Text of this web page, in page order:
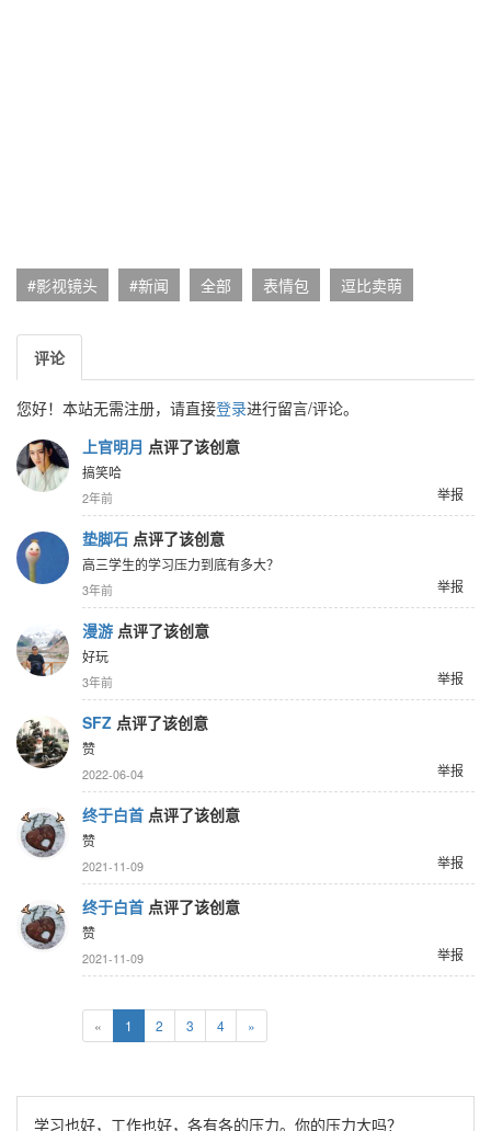
#影视镜头 #新闻 全部 表情包 逗比卖萌
评论
您好！本站无需注册，请直接登录进行留言/评论。
上官明月 点评了该创意
搞笑哈
举报
2年前
垫脚石 点评了该创意
高三学生的学习压力到底有多大？
举报
3年前
漫游 点评了该创意
好玩
举报
3年前
SFZ 点评了该创意
赞
举报
2022-06-04
终于白首 点评了该创意
赞
举报
2021-11-09
终于白首 点评了该创意
赞
举报
2021-11-09
« 1 2 3 4 »
学习也好，工作也好，各有各的压力。你的压力大吗？